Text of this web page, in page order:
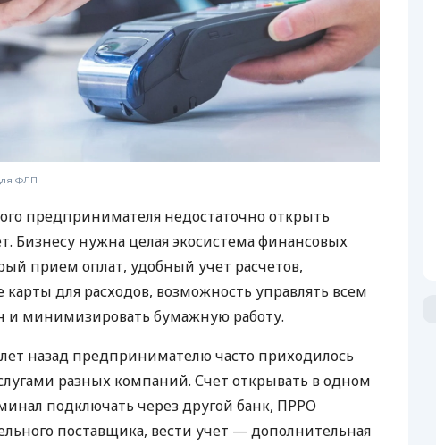
ФЛП
предпринимателя недостаточно открыть
Бизнесу нужна целая экосистема финансовых
прием оплат, удобный учет расчетов,
для расходов, возможность управлять всем
и минимизировать бумажную работу.
назад предпринимателю часто приходилось
разных компаний. Счет открывать в одном
подключать через другой банк, ПРРО
поставщика, вести учет — дополнительная